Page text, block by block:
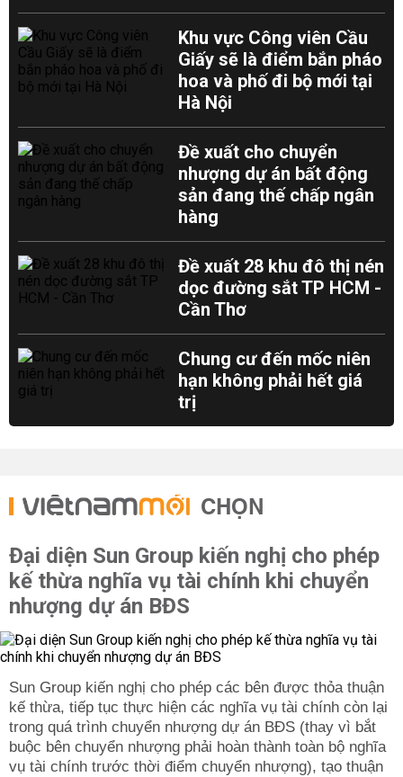
Khu vực Công viên Cầu
Giấy sẽ là điểm bắn pháo
hoa và phố đi bộ mới tại
Hà Nội
Đề xuất cho chuyển
nhượng dự án bất động
sản đang thế chấp ngân
hàng
Đề xuất 28 khu đô thị nén
dọc đường sắt TP HCM -
Cần Thơ
Chung cư đến mốc niên
hạn không phải hết giá
trị
CHỌN
Đại diện Sun Group kiến nghị cho phép
kế thừa nghĩa vụ tài chính khi chuyển
nhượng dự án BĐS
Sun Group kiến nghị cho phép các bên được thỏa thuận
kế thừa, tiếp tục thực hiện các nghĩa vụ tài chính còn lại
trong quá trình chuyển nhượng dự án BĐS (thay vì bắt
buộc bên chuyển nhượng phải hoàn thành toàn bộ nghĩa
vụ tài chính trước thời điểm chuyển nhượng), tạo thuận